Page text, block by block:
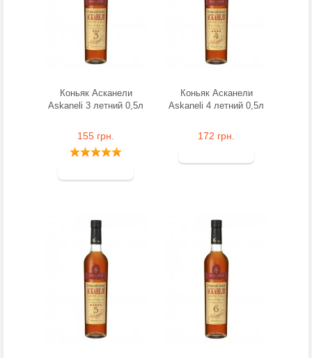
Коньяк Асканели
Askaneli 3 летний 0,5л
155 грн.
Коньяк Асканели
Askaneli 4 летний 0,5л
172 грн.